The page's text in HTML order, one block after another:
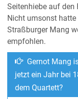
Seitenhiebe auf den
Nicht umsonst
Straßburger Mang
empfohlen.
Gernot Mang
jetzt ein Jahr bei
dem Quartett?